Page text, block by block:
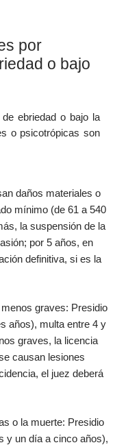
por
o bajo
ebriedad o bajo la
o psicotrópicas son
daños materiales o
mínimo (de 61 a 540
la suspensión de la
por 5 años, en
definitiva, si es la
graves: Presidio
años), multa entre 4 y
graves, la licencia
causan lesiones
el juez deberá
o la muerte: Presidio
y un día a cinco años),